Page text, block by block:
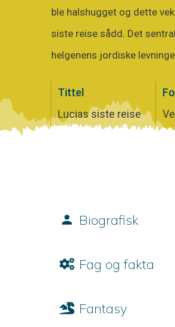
ble halshugget og dette
siste reise sådd. Det
helgenens jordiske
Tittel
Lucias siste reise
Biografisk
Fag og fakta
Fantasy